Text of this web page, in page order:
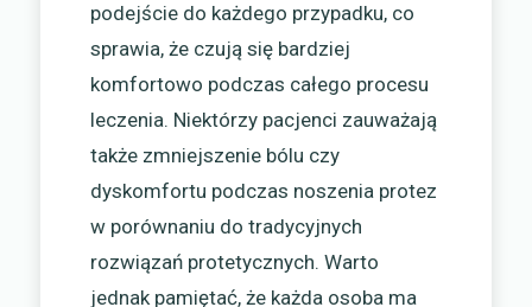
podejście do każdego przypadku, co
sprawia, że czują się bardziej
komfortowo podczas całego procesu
leczenia. Niektórzy pacjenci zauważają
także zmniejszenie bólu czy
dyskomfortu podczas noszenia protez
w porównaniu do tradycyjnych
rozwiązań protetycznych. Warto
jednak pamiętać, że każda osoba ma